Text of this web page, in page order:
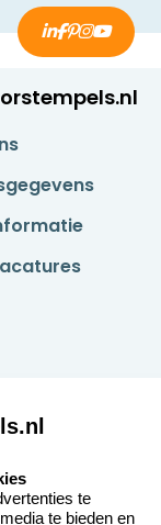
opnemen
vragen
te
te bieden en